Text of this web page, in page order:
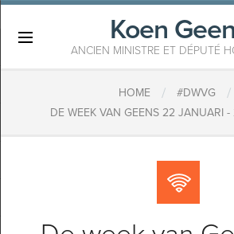
Koen
ANCIEN MINISTRE ET DÉPUTÉ
HOME / #DWVG /
DE WEEK VAN GEENS 22 JANUARI